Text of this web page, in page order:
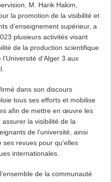
M. Harik Hakim,
la promotion de la visibilité et
d’enseignement supérieur, a
plusieurs activités visant
de la production scientifique
d’Alger 3 aux
dans son discours
tous ses efforts et mobilise
afin de mettre en œuvre les
la visibilité de la
de l’université, ainsi
revues pour qu’elles
internationales.
de la communauté